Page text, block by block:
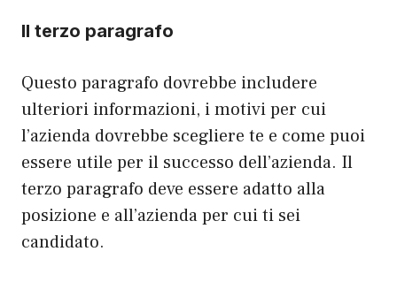
Il terzo paragrafo
Questo paragrafo dovrebbe includere
ulteriori informazioni, i motivi per cui
l’azienda dovrebbe scegliere te e come puoi
essere utile per il successo dell’azienda. Il
terzo paragrafo deve essere adatto alla
posizione e all’azienda per cui ti sei
candidato.